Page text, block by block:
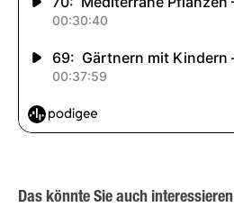
Das könnte Sie auch interessieren